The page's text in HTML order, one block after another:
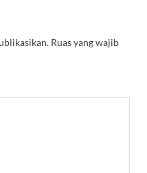
Ruas yang wajib